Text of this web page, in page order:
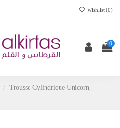
Wishlist (0)
0
Trousse Cylindrique Unicorn,